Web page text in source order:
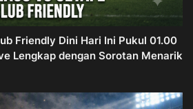
Friendly Dini Hari Ini Pukul 01.00
Lengkap dengan Sorotan Menarik